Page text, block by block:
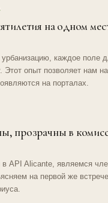
на одном
каждое поле
Этот опыт позволяет нам
на порталах.
прозрачны в
в API Alicante, являемся
на первой же